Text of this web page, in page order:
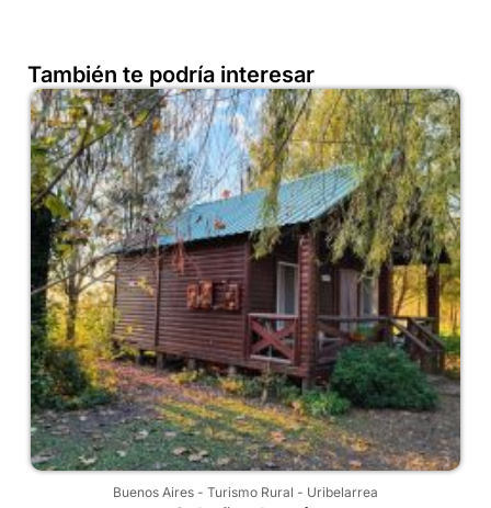
También te podría interesar
Buenos Aires - Turismo Rural - Uribelarrea